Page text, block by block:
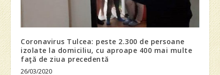
Coronavirus Tulcea: peste 2.300 de persoane
izolate la domiciliu, cu aproape 400 mai multe
faţă de ziua precedentă
26/03/2020